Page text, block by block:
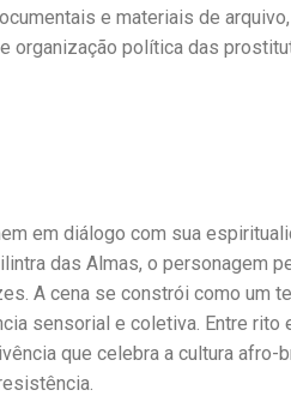
e materiais de
organização política das
em diálogo com sua
das Almas, o personagem
A cena se constrói como um
sensorial e coletiva. Entre rito
que celebra a cultura afro-